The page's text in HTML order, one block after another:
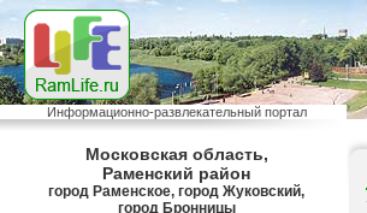
Информационно-развлекательный портал
Московская область,
Раменский район
город Раменское, город Жуковский,
город Бронницы